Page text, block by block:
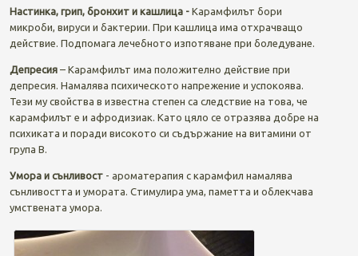
Настинка, грип, бронхит и кашлица - Карамфилът бори
микроби, вируси и бактерии. При кашлица има отхрачващо
действие. Подпомага лечебното изпотяване при боледуване.
Депресия– Карамфилът има положително действие при
депресия. Намалява психическото напрежение и успокоява.
Тези му свойства в известна степен са следствие на това, че
карамфилът е и афродизиак. Като цяло се отразява добре на
психиката и поради високото си съдържание на витамини от
група В.
Умора и сънливост- ароматерапия с карамфил намалява
сънливостта и умората. Стимулира ума, паметта и облекчава
умствената умора.